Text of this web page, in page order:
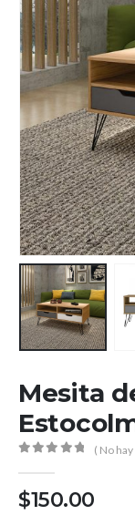
Mesita
( No
$150.00